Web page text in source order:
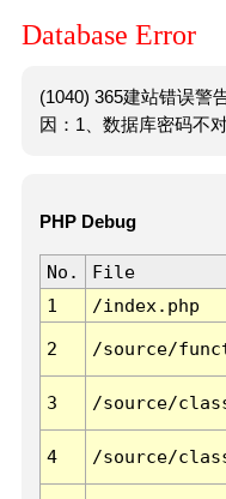
Database Error
(1040) 365建站错误警
因：1、数据库密码不
PHP Debug
No. File
1
/index.php
2 /source/
3 /source/
4 /source/